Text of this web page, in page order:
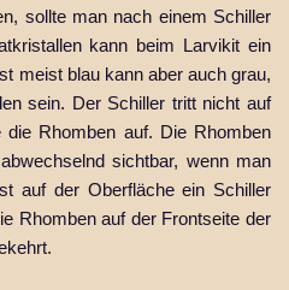
sollte man nach einem Schiller
kann beim Larvikit ein
meist blau kann aber auch grau,
sein. Der Schiller tritt nicht auf
Rhomben auf. Die Rhomben
sichtbar, wenn man
auf der Oberfläche ein Schiller
Rhomben auf der Frontseite der